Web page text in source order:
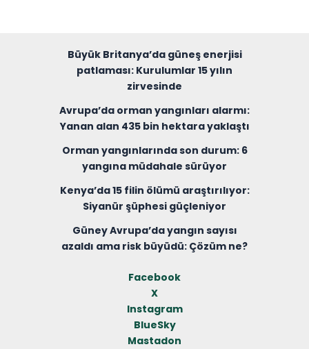
Büyük Britanya’da güneş enerjisi
patlaması: Kurulumlar 15 yılın
zirvesinde
Avrupa’da orman yangınları alarmı:
Yanan alan 435 bin hektara yaklaştı
Orman yangınlarında son durum: 6
yangına müdahale sürüyor
Kenya’da 15 filin ölümü araştırılıyor:
Siyanür şüphesi güçleniyor
Güney Avrupa’da yangın sayısı
azaldı ama risk büyüdü: Çözüm ne?
Facebook
X
Instagram
BlueSky
Mastadon